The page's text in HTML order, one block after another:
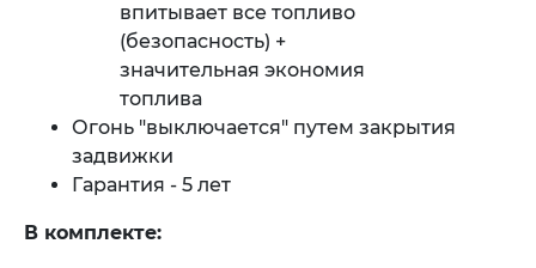
впитывает все топливо
(безопасность) +
значительная экономия
топлива
​Огонь "выключается" путем закрытия
задвижки​
Гарантия - 5 лет
В комплекте: